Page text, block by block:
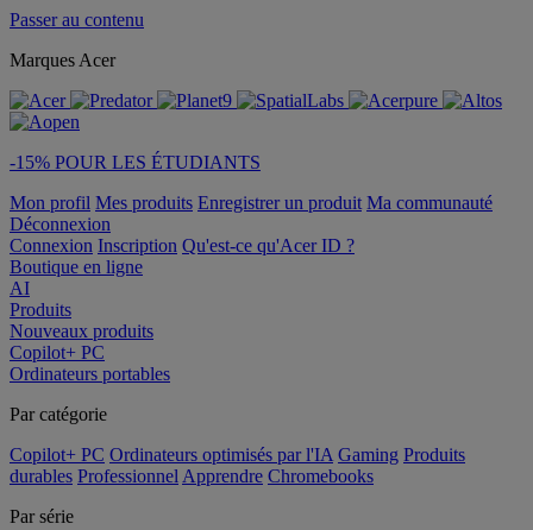
Passer au contenu
Marques Acer
-15% POUR LES ÉTUDIANTS
Mon profil Mes produits Enregistrer un produit Ma communauté
Déconnexion
Connexion Inscription Qu'est-ce qu'Acer ID ?
Boutique en ligne
AI
Produits
Nouveaux produits
Copilot+ PC
Ordinateurs portables
Par catégorie
Copilot+ PC Ordinateurs optimisés par l'IA Gaming Produits
durables Professionnel Apprendre Chromebooks
Par série